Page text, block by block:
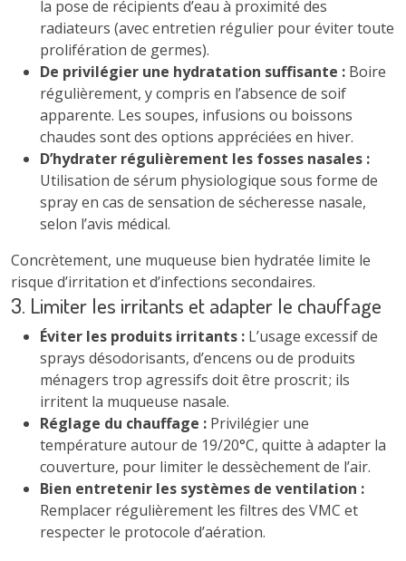
la pose de récipients d’eau à proximité des
radiateurs (avec entretien régulier pour éviter toute
prolifération de germes).
De privilégier une hydratation suffisante : Boire
régulièrement, y compris en l’absence de soif
apparente. Les soupes, infusions ou boissons
chaudes sont des options appréciées en hiver.
D’hydrater régulièrement les fosses nasales :
Utilisation de sérum physiologique sous forme de
spray en cas de sensation de sécheresse nasale,
selon l’avis médical.
Concrètement, une muqueuse bien hydratée limite le
risque d’irritation et d’infections secondaires.
3. Limiter les irritants et adapter le chauffage
Éviter les produits irritants : L’usage excessif de
sprays désodorisants, d’encens ou de produits
ménagers trop agressifs doit être proscrit ; ils
irritent la muqueuse nasale.
Réglage du chauffage : Privilégier une
température autour de 19/20°C, quitte à adapter la
couverture, pour limiter le dessèchement de l’air.
Bien entretenir les systèmes de ventilation :
Remplacer régulièrement les filtres des VMC et
respecter le protocole d’aération.